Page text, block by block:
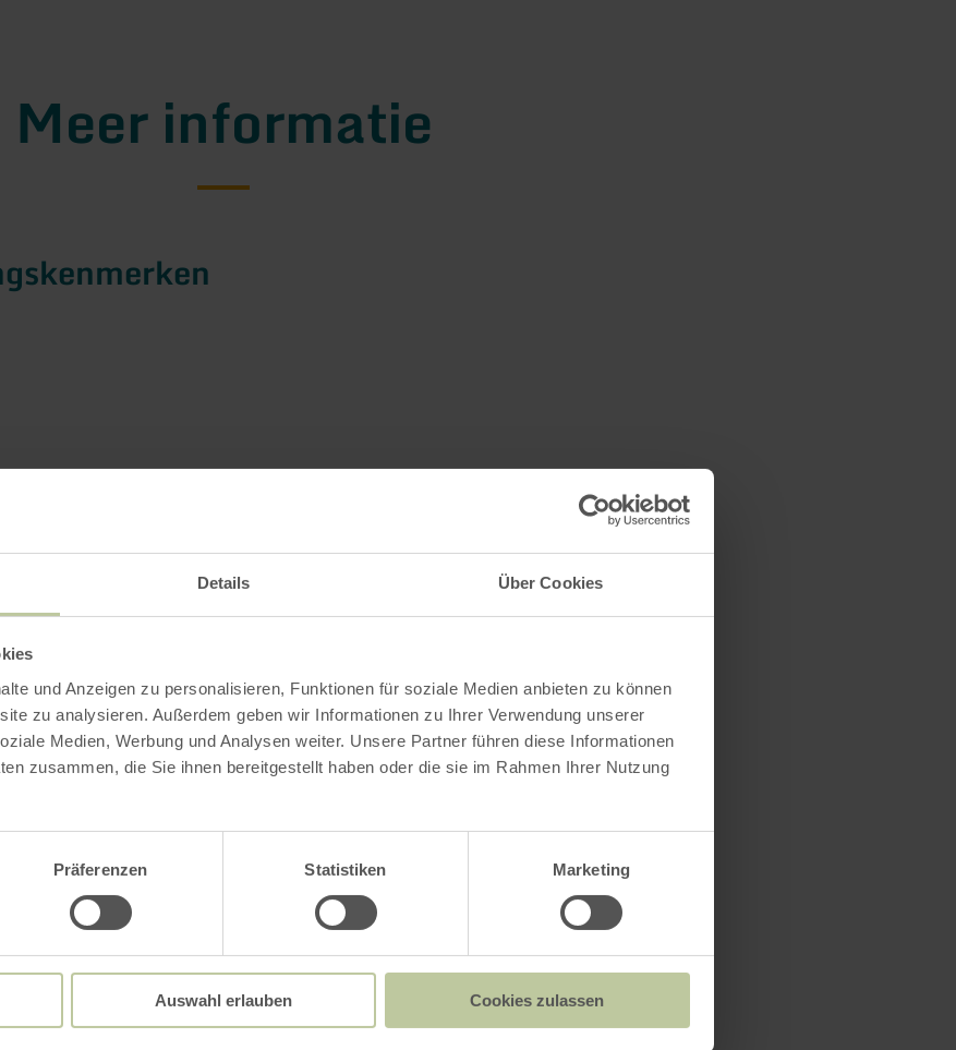
Details Über Cookies
und Anzeigen zu personalisieren, Funktionen für soziale Medien anbieten zu können
zu analysieren. Außerdem geben wir Informationen zu Ihrer Verwendung unserer
Medien, Werbung und Analysen weiter. Unsere Partner führen diese Informationen
zusammen, die Sie ihnen bereitgestellt haben oder die sie im Rahmen Ihrer Nutzung
Präferenzen Statistiken Marketing
Auswahl erlauben Cookies zulassen
Meer informatie